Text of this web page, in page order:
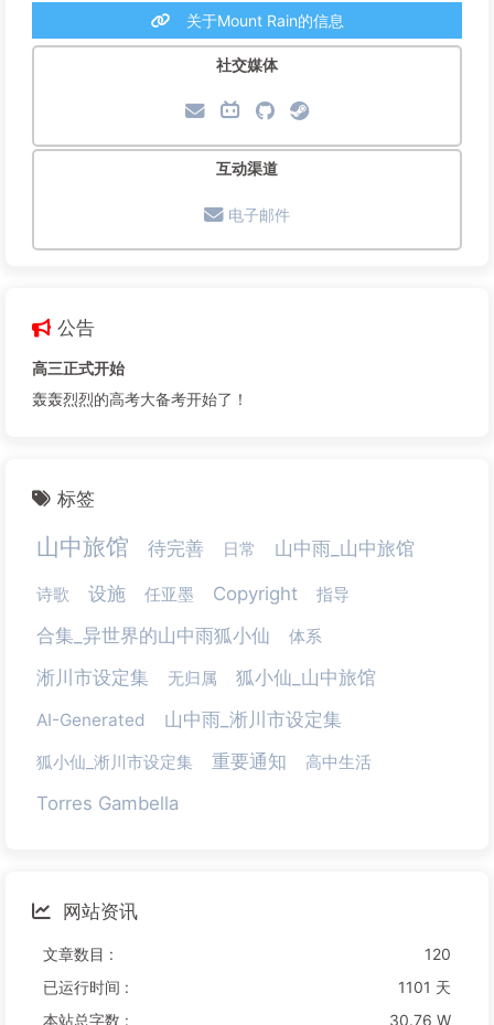
关于Mount Rain的信息
社交媒体
互动渠道
电子邮件
公告
高三正式开始
轰轰烈烈的高考大备考开始了！
标签
山中旅馆 待完善 日常 山中雨_山中旅馆
诗歌 设施 任亚墨 Copyright 指导
合集_异世界的山中雨狐小仙 体系
淅川市设定集 无归属 狐小仙_山中旅馆
AI-Generated 山中雨_淅川市设定集
狐小仙_淅川市设定集 重要通知 高中生活
Torres Gambella
网站资讯
文章数目 :
120
已运行时间 :
1101 天
本站总字数 :
30.76 W